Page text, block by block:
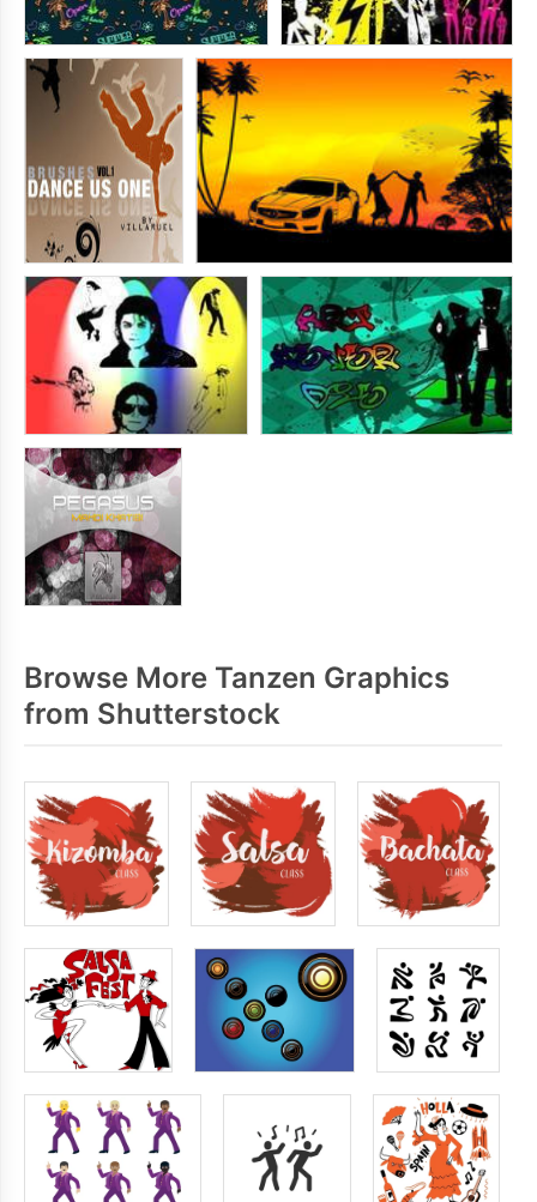
Browse More Tanzen Graphics
from Shutterstock